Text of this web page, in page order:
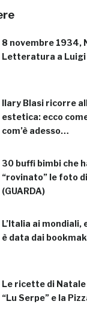
8 novembre 1934,
Letteratura a Luigi
Ilary Blasi ricorre
estetica: ecco
com’è adesso…
30 buffi bimbi che
“rovinato” le foto
(GUARDA)
L’Italia ai mondiali,
è data dai
Le ricette di Natale
“Lu Serpe” e la